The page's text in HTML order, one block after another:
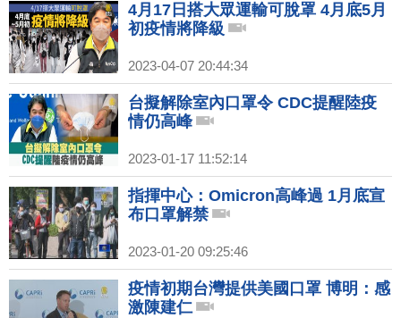
4月17日搭大眾運輸可脫罩 4月底5月
初疫情將降級
2023-04-07 20:44:34
台擬解除室內口罩令 CDC提醒陸疫
情仍高峰
2023-01-17 11:52:14
指揮中心：Omicron高峰過 1月底宣
布口罩解禁
2023-01-20 09:25:46
疫情初期台灣提供美國口罩 博明：感
激陳建仁